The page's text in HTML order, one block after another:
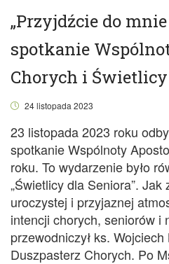
„Przyjdźcie do
spotkanie
Chorych i
24 listopada 2023
23 listopada 2023 roku
spotkanie Wspólnoty
roku. To wydarzenie było
„Świetlicy dla Seniora”. Jak
uroczystej i przyjaznej
intencji chorych, seniorów i
przewodniczył ks.
Duszpasterz Chorych. Po